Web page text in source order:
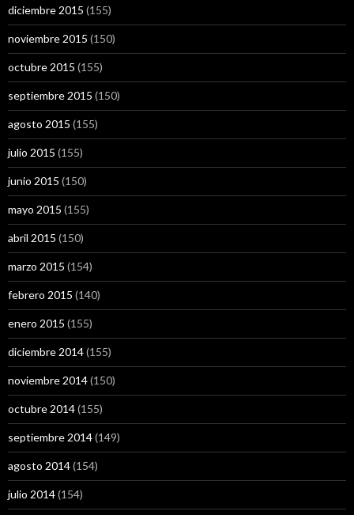
diciembre 2015 (155)
noviembre 2015 (150)
octubre 2015 (155)
septiembre 2015 (150)
agosto 2015 (155)
julio 2015 (155)
junio 2015 (150)
mayo 2015 (155)
abril 2015 (150)
marzo 2015 (154)
febrero 2015 (140)
enero 2015 (155)
diciembre 2014(155)
noviembre 2014(150)
octubre 2014(155)
septiembre 2014(149)
agosto 2014(154)
julio 2014(154)